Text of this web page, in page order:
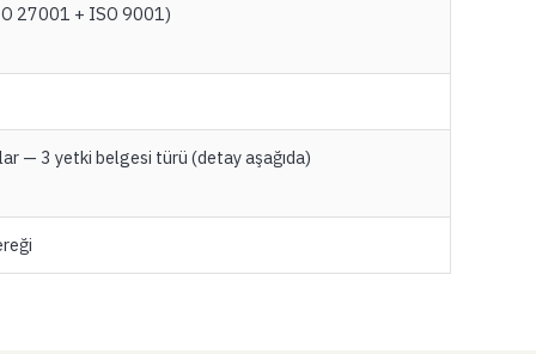
27001 + ISO 9001)
— 3 yetki belgesi türü (detay aşağıda)